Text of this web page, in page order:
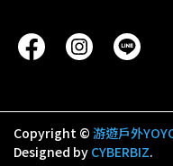
Copyright © 游遊戶外
Designed by CYBERBIZ.